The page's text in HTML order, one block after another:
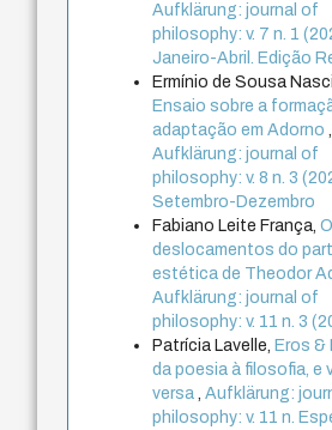
Aufklärung: journal of
philosophy: v. 7 n. 1
Janeiro-Abril. Edição
Ermínio de Sousa
Ensaio sobre a
adaptação em Adorno,
Aufklärung: journal of
philosophy: v. 8 n. 3
Setembro-Dezembro
Fabiano Leite França,
deslocamentos do
estética de Theodor
Aufklärung: journal of
philosophy: v. 11 n. 3
Patrícia Lavelle, Eros &
da poesia à filosofia, e
versa,Aufklärung:
philosophy: v. 11 n.